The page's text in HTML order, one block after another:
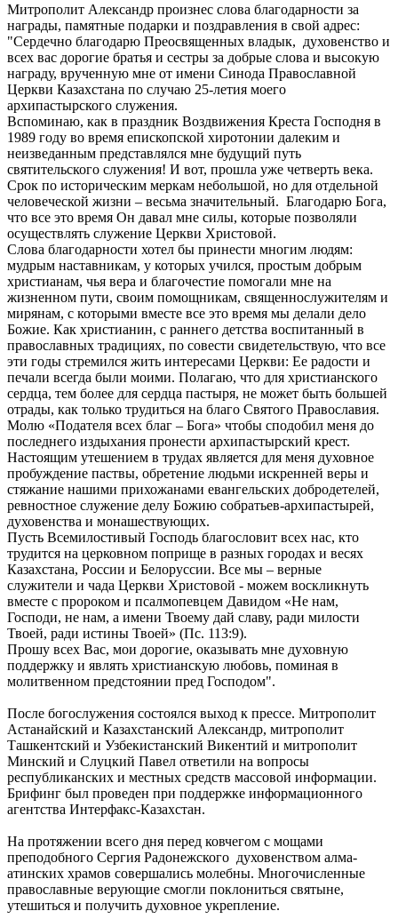
Митрополит Александр произнес слова благодарности за
награды, памятные подарки и поздравления в свой адрес:
"Сердечно благодарю Преосвященных владык, духовенство и
всех вас дорогие братья и сестры за добрые слова и высокую
награду, врученную мне от имени Синода Православной
Церкви Казахстана по случаю 25-летия моего
архипастырского служения.
Вспоминаю, как в праздник Воздвижения Креста Господня в
1989 году во время епископской хиротонии далеким и
неизведанным представлялся мне будущий путь
святительского служения! И вот, прошла уже четверть века.
Срок по историческим меркам небольшой, но для отдельной
человеческой жизни – весьма значительный. Благодарю Бога,
что все это время Он давал мне силы, которые позволяли
осуществлять служение Церкви Христовой.
Слова благодарности хотел бы принести многим людям:
мудрым наставникам, у которых учился, простым добрым
христианам, чья вера и благочестие помогали мне на
жизненном пути, своим помощникам, священнослужителям и
мирянам, с которыми вместе все это время мы делали дело
Божие. Как христианин, с раннего детства воспитанный в
православных традициях, по совести свидетельствую, что все
эти годы стремился жить интересами Церкви: Ее радости и
печали всегда были моими. Полагаю, что для христианского
сердца, тем более для сердца пастыря, не может быть большей
отрады, как только трудиться на благо Святого Православия.
Молю «Подателя всех благ – Бога» чтобы сподобил меня до
последнего издыхания пронести архипастырский крест.
Настоящим утешением в трудах является для меня духовное
пробуждение паствы, обретение людьми искренней веры и
стяжание нашими прихожанами евангельских добродетелей,
ревностное служение делу Божию собратьев-архипастырей,
духовенства и монашествующих.
Пусть Всемилостивый Господь благословит всех нас, кто
трудится на церковном поприще в разных городах и весях
Казахстана, России и Белоруссии. Все мы – верные
служители и чада Церкви Христовой - можем воскликнуть
вместе с пророком и псалмопевцем Давидом «Не нам,
Господи, не нам, а имени Твоему дай славу, ради милости
Твоей, ради истины Твоей» (Пс. 113:9).
Прошу всех Вас, мои дорогие, оказывать мне духовную
поддержку и являть христианскую любовь, поминая в
молитвенном предстоянии пред Господом".
После богослужения состоялся выход к прессе. Митрополит
Астанайский и Казахстанский Александр, митрополит
Ташкентский и Узбекистанский Викентий и митрополит
Минский и Слуцкий Павел ответили на вопросы
республиканских и местных средств массовой информации.
Брифинг был проведен при поддержке информационного
агентства Интерфакс-Казахстан.
На протяжении всего дня перед ковчегом с мощами
преподобного Сергия Радонежского духовенством алма-
атинских храмов совершались молебны. Многочисленные
православные верующие смогли поклониться святыне,
утешиться и получить духовное укрепление.